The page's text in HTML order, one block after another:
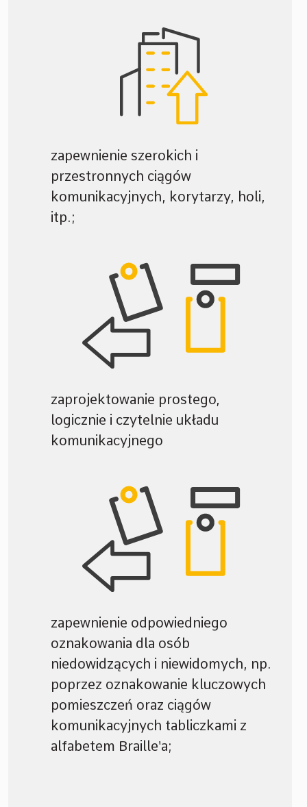
zapewnienie szerokich i
przestronnych ciągów
komunikacyjnych, korytarzy, holi,
itp.;
zaprojektowanie prostego,
logicznie i czytelnie układu
komunikacyjnego
zapewnienie odpowiedniego
oznakowania dla osób
niedowidzących i niewidomych, np.
poprzez oznakowanie kluczowych
pomieszczeń oraz ciągów
komunikacyjnych tabliczkami z
alfabetem Braille'a;